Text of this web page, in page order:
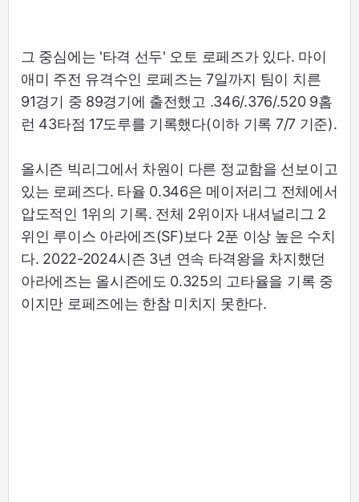
그 중심에는 '타격 선두' 오토 로페즈가 있다. 마이
애미 주전 유격수인 로페즈는 7일까지 팀이 치른
91경기 중 89경기에 출전했고 .346/.376/.520 9홈
런 43타점 17도루를 기록했다(이하 기록 7/7 기준).
올시즌 빅리그에서 차원이 다른 정교함을 선보이고
있는 로페즈다. 타율 0.346은 메이저리그 전체에서
압도적인 1위의 기록. 전체 2위이자 내셔널리그 2
위인 루이스 아라에즈(SF)보다 2푼 이상 높은 수치
다. 2022-2024시즌 3년 연속 타격왕을 차지했던
아라에즈는 올시즌에도 0.325의 고타율을 기록 중
이지만 로페즈에는 한참 미치지 못한다.